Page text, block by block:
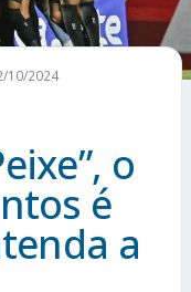
10/2024
o
é
a